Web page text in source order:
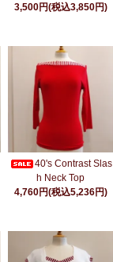
3,500円(税込3,850円)
40's Contrast Slas
h Neck Top
4,760円(税込5,236円)